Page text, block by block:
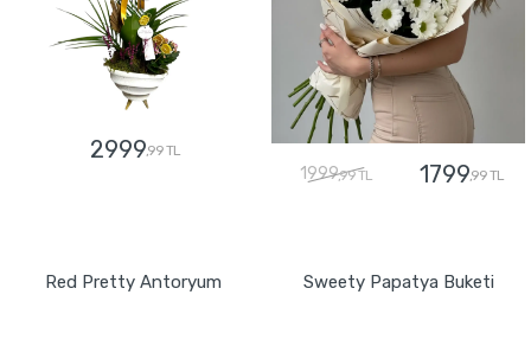
2999,99 TL
1999,99 TL 1799,99 TL
Red Pretty Antoryum Sweety Papatya Buketi